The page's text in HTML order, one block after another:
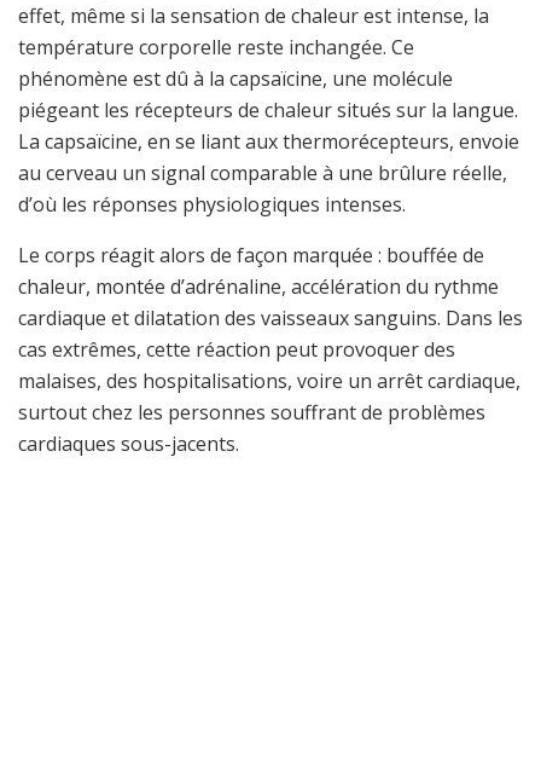
effet, même si la sensation de chaleur est intense, la
température corporelle reste inchangée. Ce
phénomène est dû à la capsaïcine, une molécule
piégeant les récepteurs de chaleur situés sur la langue.
La capsaïcine, en se liant aux thermorécepteurs, envoie
au cerveau un signal comparable à une brûlure réelle,
d’où les réponses physiologiques intenses.
Le corps réagit alors de façon marquée : bouffée de
chaleur, montée d’adrénaline, accélération du rythme
cardiaque et dilatation des vaisseaux sanguins. Dans les
cas extrêmes, cette réaction peut provoquer des
malaises, des hospitalisations, voire un arrêt cardiaque,
surtout chez les personnes souffrant de problèmes
cardiaques sous-jacents.